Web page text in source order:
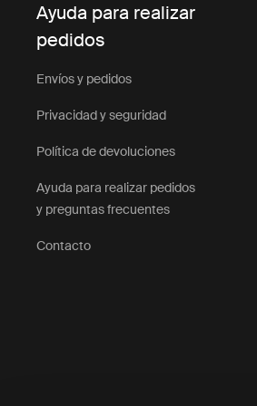
Ayuda para realizar
pedidos
Envíos y pedidos
Privacidad y seguridad
Política de devoluciones
Ayuda para realizar pedidos
y preguntas frecuentes
Contacto